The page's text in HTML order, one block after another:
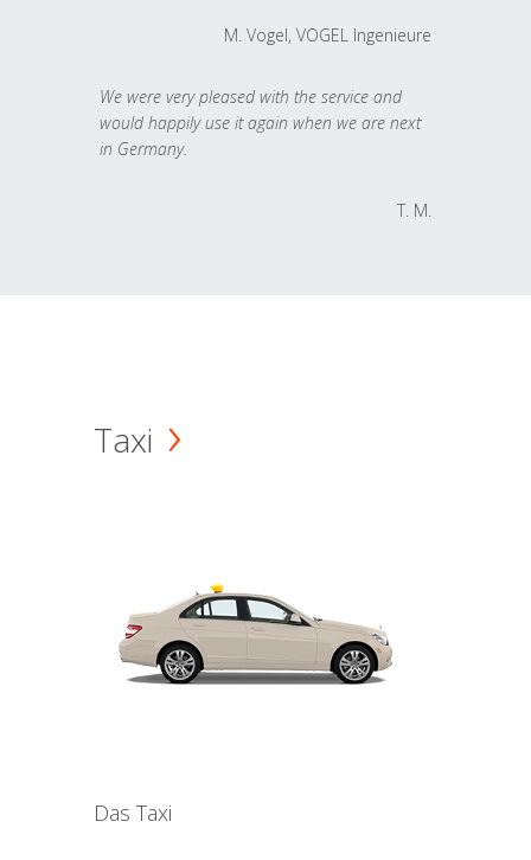
M. Vogel, VOGEL Ingenieure
We were very pleased with the service and
would happily use it again when we are next
in Germany.
T. M.
Taxi
Das Taxi